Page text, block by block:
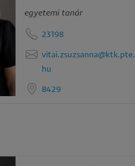
egyetemi tanár
23198
vitai.zsuzsanna@ktk.pte.
hu
B429